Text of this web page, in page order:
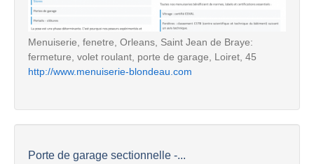
Menuiserie, fenetre, Orleans, Saint Jean de Braye:
fermeture, volet roulant, porte de garage, Loiret, 45
http://www.menuiserie-blondeau.com
Porte de garage sectionnelle -...